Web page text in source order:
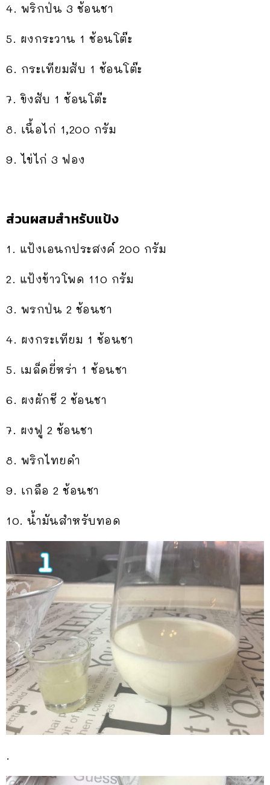
4. พริกป่น 3 ช้อนชา
5. ผงกระวาน 1 ช้อนโต๊ะ
6. กระเทียมสับ 1 ช้อนโต๊ะ
7. ขิงสับ 1 ช้อนโต๊ะ
8. เนื้อไก่ 1,200 กรัม
9. ไข่ไก่ 3 ฟอง
ส่วนผสมสำหรับแป้ง
1. แป้งเอนกประสงค์ 200 กรัม
2. แป้งข้าวโพด 110 กรัม
3. พรกป่น 2 ช้อนชา
4. ผงกระเทียม 1 ช้อนชา
5. เมล็ดยี่หร่า 1 ช้อนชา
6. ผงผักชี 2 ช้อนชา
7. ผงฟู 2 ช้อนชา
8. พริกไทยดำ
9. เกลือ 2 ช้อนชา
10. น้ำมันสำหรับทอด
.